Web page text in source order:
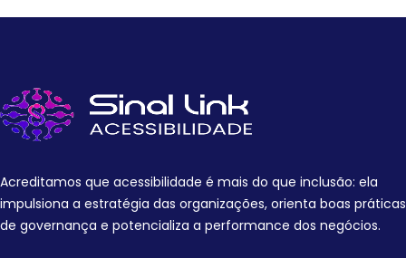
Acreditamos que acessibilidade é mais do que inclusão: ela
impulsiona a estratégia das organizações, orienta boas práticas
de governança e potencializa a performance dos negócios.